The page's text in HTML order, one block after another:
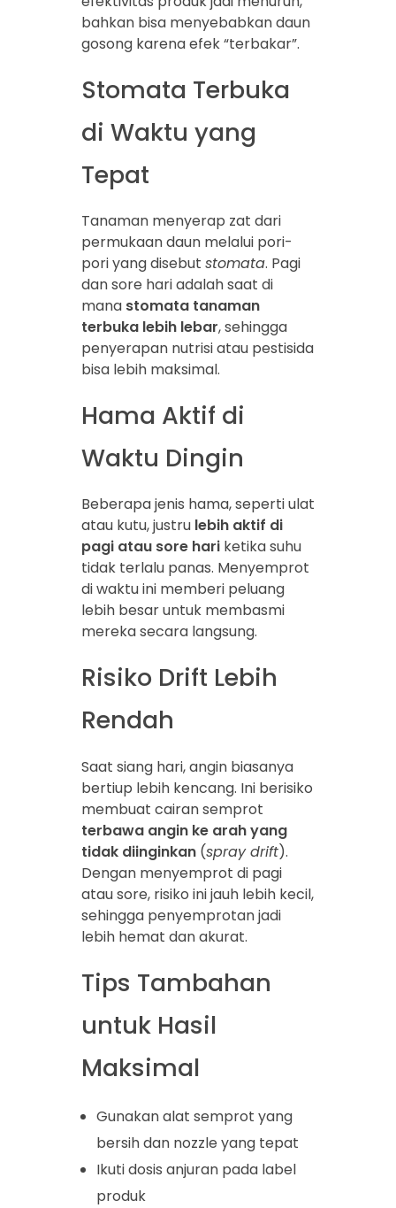
bahkan bisa menyebabkan daun
gosong karena efek “terbakar”.
Stomata Terbuka
di Waktu yang
Tepat
Tanaman menyerap zat dari
permukaan daun melalui pori-
pori yang disebut stomata. Pagi
dan sore hari adalah saat di
mana stomata tanaman
terbuka lebih lebar, sehingga
penyerapan nutrisi atau pestisida
bisa lebih maksimal.
Hama Aktif di
Waktu Dingin
Beberapa jenis hama, seperti ulat
atau kutu, justru lebih aktif di
pagi atau sore hariketika suhu
tidak terlalu panas. Menyemprot
di waktu ini memberi peluang
lebih besar untuk membasmi
mereka secara langsung.
Risiko Drift Lebih
Rendah
Saat siang hari, angin biasanya
bertiup lebih kencang. Ini berisiko
membuat cairan semprot
terbawa angin ke arah yang
tidak diinginkan(spray drift).
Dengan menyemprot di pagi
atau sore, risiko ini jauh lebih kecil,
sehingga penyemprotan jadi
lebih hemat dan akurat.
Tips Tambahan
untuk Hasil
Maksimal
Gunakan alat semprot yang
bersih dan nozzle yang tepat
Ikuti dosis anjuran pada label
produk